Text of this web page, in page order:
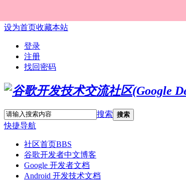
设为首页收藏本站
登录
注册
找回密码
搜索 搜索
快捷导航
社区首页BBS
谷歌开发者中文博客
Google 开发者文档
Android 开发技术文档